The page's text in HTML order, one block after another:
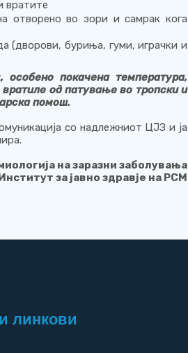
вратите
отворено во зори и самрак кога
(дворови, буриња, гуми, играчки и
покачена температура,
од патување во тропски и
помош.
со надлежниот ЦЈЗ и ја
на заразни заболувања
за јавно здравје на РСМ
линкови